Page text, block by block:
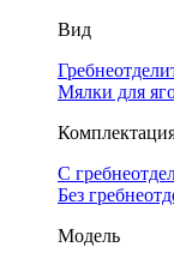
Вид
Мялки для
С
Без
Модель